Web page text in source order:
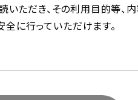
ただき、その利用目的等、
に行っていただけます。